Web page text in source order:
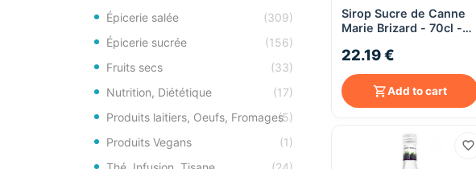
Épicerie salée
(309)
Épicerie sucrée
(156)
Fruits secs
(33)
Nutrition, Diététique
(17)
Produits laitiers, Oeufs, Fromages(5)
Produits Vegans
(1)
Quick View
Sirop Sucre de Canne
Marie Brizard - 70cl -
22.19 €
Add to cart